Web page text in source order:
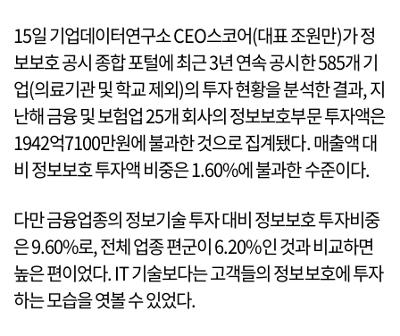
15일 기업데이터연구소 CEO스코어(대표 조원만)가 정
보보호 공시 종합 포털에 최근 3년 연속 공시한 585개 기
업(의료기관 및 학교 제외)의 투자 현황을 분석한 결과, 지
난해 금융 및 보험업 25개 회사의 정보보호부문 투자액은
1942억7100만원에 불과한 것으로 집계됐다. 매출액 대
비 정보보호 투자액 비중은 1.60%에 불과한 수준이다.
다만 금융업종의 정보기술 투자 대비 정보보호 투자비중
은 9.60%로, 전체 업종 편군이 6.20%인 것과 비교하면
높은 편이었다. IT 기술보다는 고객들의 정보보호에 투자
하는 모습을 엿볼 수 있었다.